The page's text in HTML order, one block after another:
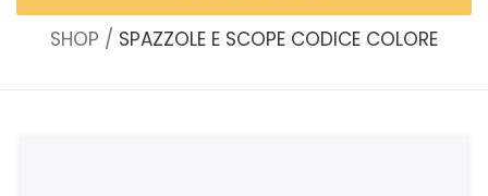
SHOP / SPAZZOLE E SCOPE CODICE COLORE